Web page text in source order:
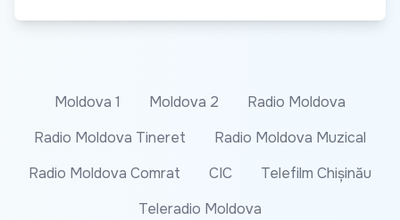
Moldova 1 Moldova 2
Radio Moldova
Radio Moldova Tineret
Radio Moldova Muzical
Radio Moldova Comrat
CIC
Telefilm Chișinău
Teleradio Moldova